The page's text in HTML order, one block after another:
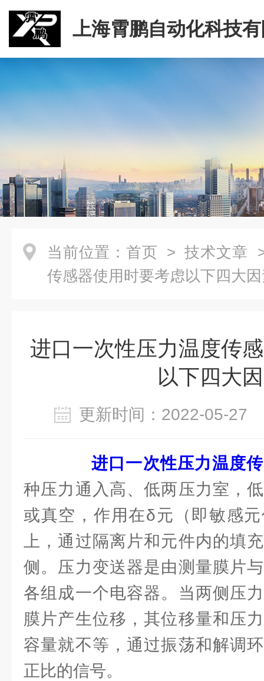
上海霄鹏自动化科技
当前位置： 首页 > 技术文章
传感器使用时要考虑以下四大
进口一次性压力温度传
以下四大
更新时间：2022-05-
进口一次性压力温度
种压力通入高、低两压力室，
或真空，作用在δ元（即敏感
上，通过隔离片和元件内的填
侧。压力变送器是由测量膜片
各组成一个电容器。当两侧压
膜片产生位移，其位移量和压
容量就不等，通过振荡和解调
正比的信号。